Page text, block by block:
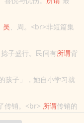
轨迹的事件和人物。欢
国最好的商业故事。
吴、周。<br>非短篇集
头没有节操其实充满
以后我的时间要...
子盛行。民间有所谓背
头犹过穿杨之箭。黄大
处优的纨绔公子，弃
孩子」，她自小学习就
也如此，当然，重点是
而是个十足的美人胚
传销。<br> 所谓传销的
线，才可能挣到大钱。